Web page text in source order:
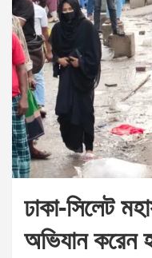
ঢাকা-সিলেট
অভিযান করেন